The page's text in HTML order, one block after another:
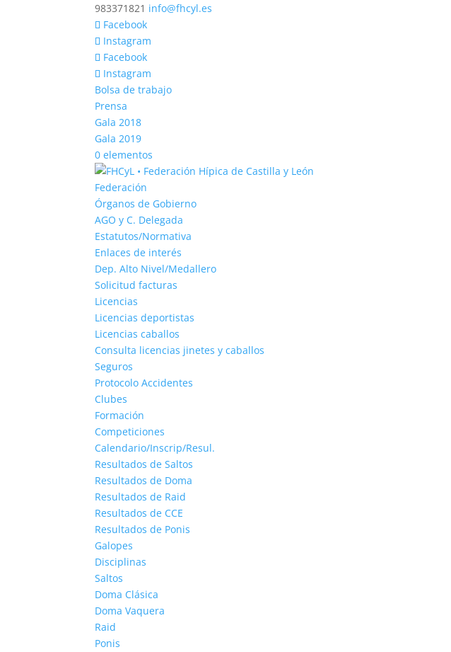
983371821 info@fhcyl.es
Facebook
Instagram
Facebook
Instagram
Bolsa de trabajo
Prensa
Gala 2018
Gala 2019
0 elementos
Federación
Órganos de Gobierno
AGO y C. Delegada
Estatutos/Normativa
Enlaces de interés
Dep. Alto Nivel/Medallero
Solicitud facturas
Licencias
Licencias deportistas
Licencias caballos
Consulta licencias jinetes y caballos
Seguros
Protocolo Accidentes
Clubes
Formación
Competiciones
Calendario/Inscrip/Resul.
Resultados de Saltos
Resultados de Doma
Resultados de Raid
Resultados de CCE
Resultados de Ponis
Galopes
Disciplinas
Saltos
Doma Clásica
Doma Vaquera
Raid
Ponis